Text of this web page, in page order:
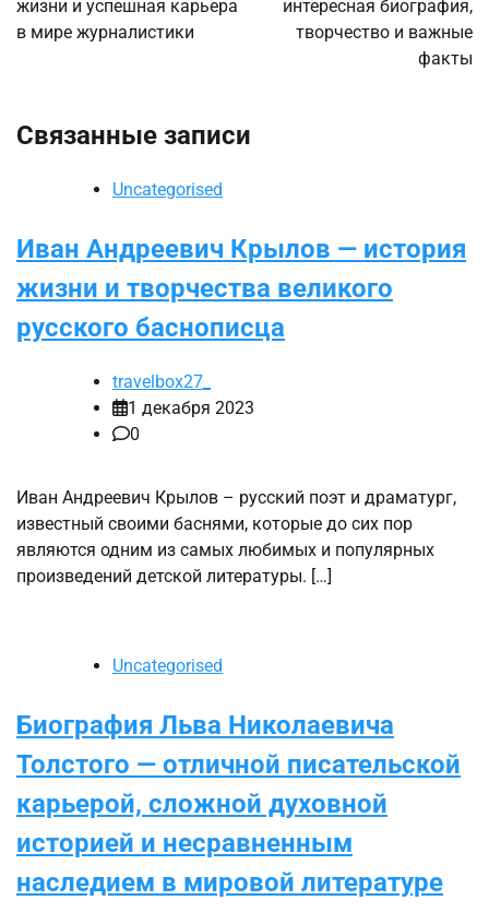
жизни и успешная карьера
в мире журналистики
интересная биография,
творчество и важные
факты
Связанные записи
Uncategorised
Иван Андреевич Крылов — история
жизни и творчества великого
русского баснописца
travelbox27_
1 декабря 2023
0
Иван Андреевич Крылов – русский поэт и драматург,
известный своими баснями, которые до сих пор
являются одним из самых любимых и популярных
произведений детской литературы. […]
Uncategorised
Биография Льва Николаевича
Толстого — отличной писательской
карьерой, сложной духовной
историей и несравненным
наследием в мировой литературе